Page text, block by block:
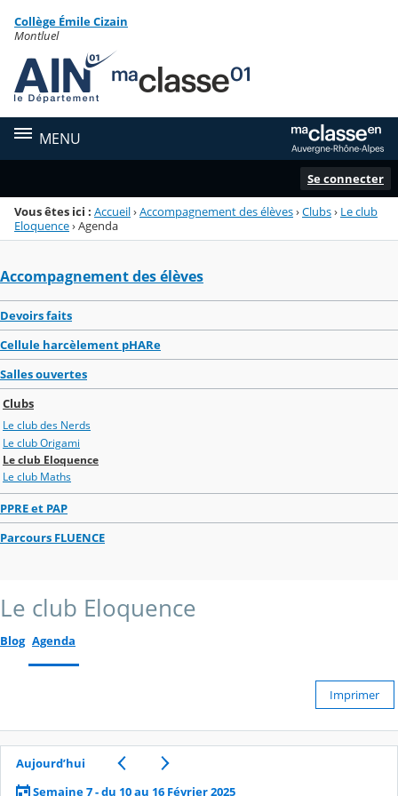
Menu de la rubrique
Contenu
Collège Émile Cizain
Montluel
MENU
Se connecter
Vous êtes ici : Accueil›Accompagnement des élèves›Clubs› Le club
Eloquence›Agenda
Accompagnement des élèves
Devoirs faits
Cellule harcèlement pHARe
Salles ouvertes
Clubs
Le club des Nerds
Le club Origami
Le club Eloquence
Le club Maths
PPRE et PAP
Parcours FLUENCE
Le club Eloquence
Blog Agenda
Imprimer
Aujourd’hui
Semaine 7 - du 10 au 16 Février 2025